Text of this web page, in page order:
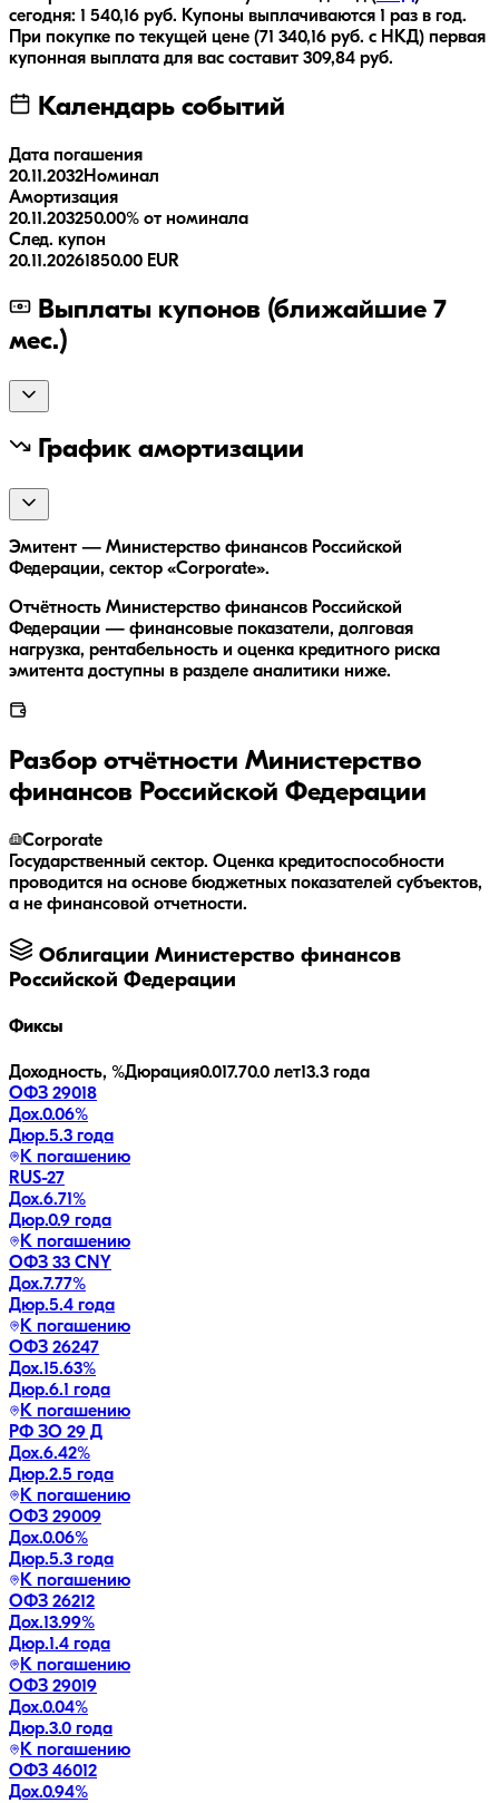
сегодня: 1 540,16 руб. Купоны выплачиваются 1 раз в год.
При покупке по текущей цене (71 340,16 руб. с НКД) первая
купонная выплата для вас составит 309,84 руб.
Календарь событий
Дата погашения
20.11.2032Номинал
Амортизация
20.11.203250.00% от номинала
След. купон
20.11.20261850.00 EUR
Выплаты купонов (ближайшие 7
мес.)
График амортизации
Эмитент — Министерство финансов Российской
Федерации, сектор «Corporate».
Отчётность Министерство финансов Российской
Федерации — финансовые показатели, долговая
нагрузка, рентабельность и оценка кредитного риска
эмитента доступны в разделе аналитики ниже.
Разбор отчётности Министерство
финансов Российской Федерации
Corporate
Государственный сектор. Оценка кредитоспособности
проводится на основе бюджетных показателей субъектов,
а не финансовой отчетности.
Облигации Министерство финансов
Российской Федерации
Фиксы
Доходность, %Дюрация0.017.70.0 лет13.3 года
ОФЗ 29018
Дох.0.06%
Дюр.5.3 года
К погашению
RUS-27
Дох.6.71%
Дюр.0.9 года
К погашению
ОФЗ 33 CNY
Дох.7.77%
Дюр.5.4 года
К погашению
ОФЗ 26247
Дох.15.63%
Дюр.6.1 года
К погашению
РФ ЗО 29 Д
Дох.6.42%
Дюр.2.5 года
К погашению
ОФЗ 29009
Дох.0.06%
Дюр.5.3 года
К погашению
ОФЗ 26212
Дох.13.99%
Дюр.1.4 года
К погашению
ОФЗ 29019
Дох.0.04%
Дюр.3.0 года
К погашению
ОФЗ 46012
Дох.0.94%